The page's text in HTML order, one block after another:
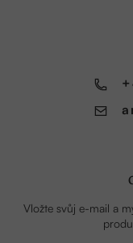
Vložte svůj e-mail a